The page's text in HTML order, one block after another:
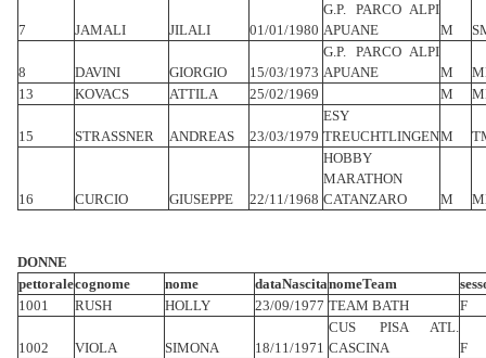
7 JAMALI JILALI 01/01/1980
G.P. PARCO ALPI
APUANE
M
8 DAVINI GIORGIO 15/03/1973
G.P. PARCO ALPI
APUANE
M
13
KOVACS ATTILA 25/02/1969 M
15 STRASSNER ANDREAS 23/03/1979
ESY
TREUCHTLINGENM
16 CURCIO GIUSEPPE 22/11/1968
HOBBY
MARATHON
CATANZARO
M
DONNE
pettoralecognome nome dataNascitanomeTeam
1001
RUSH HOLLY 23/09/1977 TEAM BATH F
1002 VIOLA SIMONA 18/11/1971
CUS PISA ATL.
CASCINA
F